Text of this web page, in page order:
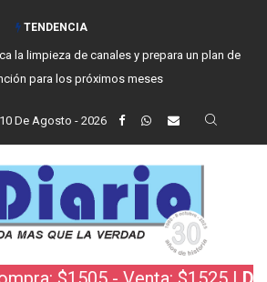
TENDENCIA
la limpieza de canales y prepara un plan de
para los próximos meses
De Agosto - 2026